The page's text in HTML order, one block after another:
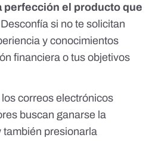
perfección el producto que
si no te solicitan
y conocimientos
financiera o tus objetivos
los correos electrónicos
buscan ganarse la
también presionarla